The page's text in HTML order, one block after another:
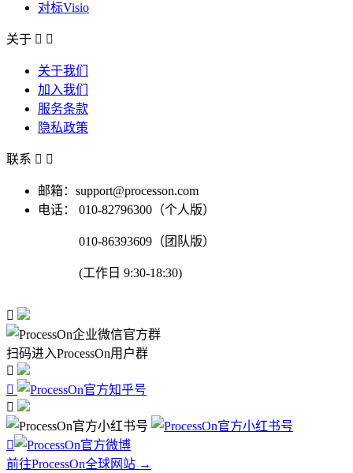
对标Visio
关于  
关于我们
加入我们
服务条款
隐私政策
联系  
邮箱：support@processon.com
电话：
010-82796300（个人版）
010-86393609（团队版）
(工作日 9:30-18:30)

扫码进入ProcessOn用户群




前往ProcessOn全球网站 →